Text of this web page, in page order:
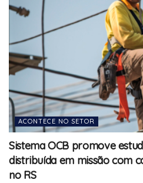
ACONTECE NO SETOR
Sistema OCB promove
distribuída em missão com
no RS